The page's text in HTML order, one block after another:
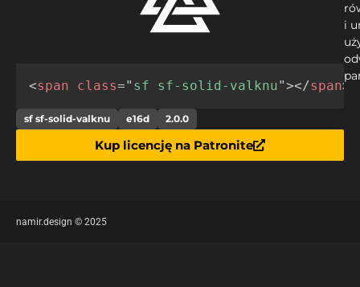
<span class=" sf sf-solid-valknu"></span>
sf sf-solid-valknu e16d 2.0.0
Kup licencję na Patronite
i
namir.design © 2025